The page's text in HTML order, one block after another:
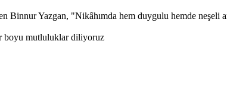
Binnur Yazgan, "Nikâhımda hem duygulu hemde neşeli
boyu mutluluklar diliyoruz